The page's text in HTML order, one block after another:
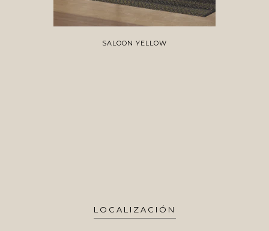
SALOON YELLOW
LOCALIZACIÓN